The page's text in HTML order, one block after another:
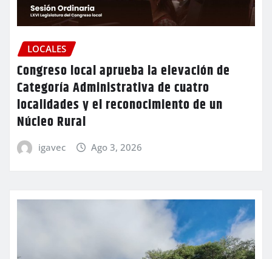
LOCALES
Congreso local aprueba la elevación de
Categoría Administrativa de cuatro
localidades y el reconocimiento de un
Núcleo Rural
igavec Ago 3, 2026